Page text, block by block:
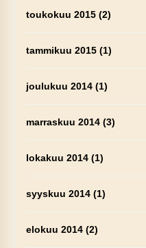
toukokuu 2015(2)
tammikuu 2015(1)
joulukuu 2014(1)
marraskuu 2014(3)
lokakuu 2014(1)
syyskuu 2014(1)
elokuu 2014(2)